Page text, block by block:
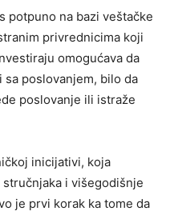
potpuno na bazi veštačke
privrednicima koji
omogućava da
poslovanjem, bilo da
poslovanje ili istraže
inicijativi, koja
i višegodišnje
je prvi korak ka tome da